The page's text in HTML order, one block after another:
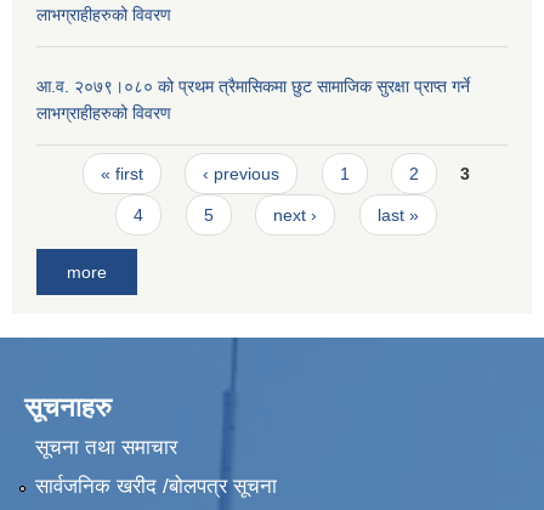
लाभग्राहीहरुको विवरण
आ.व. २०७९।०८० को प्रथम त्रैमासिकमा छुट सामाजिक सुरक्षा प्राप्त गर्ने
लाभग्राहीहरुको विवरण
Pages
« first ‹ previous 1 2 3
4 5 next › last »
more
सूचनाहरु
सूचना तथा समाचार
सार्वजनिक खरीद /बोलपत्र सूचना